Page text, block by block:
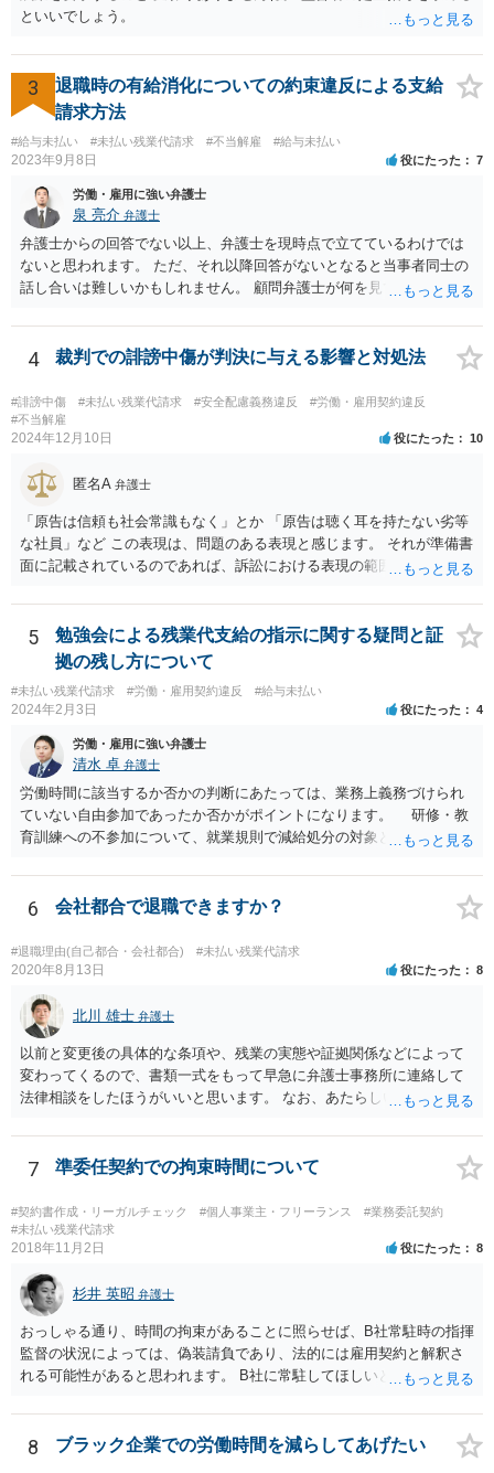
といいでしょう。
3
退職時の有給消化についての約束違反による支給
請求方法
#給与未払い #未払い残業代請求 #不当解雇 #給与未払い
2023年9月8日 役にたった 7
労働・雇用に強い弁護士
泉 亮介 弁護士
弁護士からの回答でない以上、弁護士を現時点で立てているわけでは
ないと思われます。 ただ、それ以降回答がないとなると当事者同士の
話し合いは難しいかもしれません。 顧問弁護士が何を見て判断したの
で、どの程度の事実を顧問弁護士が把握しているかも不明です。 有休
消化の話がないのであれば、退職手続きだけを見れば問題がなかった
4 裁判での誹謗中傷が判決に与える影響と対処法
#誹謗中傷 #未払い残業代請求 #安全配慮義務違反
#労働・雇用契約違反
#不当解雇
2024年12月10日 役にたった 10
匿名A 弁護士
「原告は信頼も社会常識もなく」とか 「原告は聴く耳を持たない劣等
な社員」など この表現は、問題のある表現と感じます。 それが準備書
面に記載されているのであれば、訴訟における表現の範囲を超えてい
5
勉強会による残業代支給の指示に関する疑問と証
拠の残し方について
#未払い残業代請求 #労働・雇用契約違反 #給与未払い
2024年2月3日 役にたった 4
労働・雇用に強い弁護士
清水 卓 弁護士
労働時間に該当するか否かの判断にあたっては、業務上義務づけられ
ていない自由参加であったか否かがポイントになります。 研修・教
育訓練への不参加について、就業規則で減給処分の対象とされていた
上参加を強制されている場合には、研修・教育訓練であっても 労働時
間に該当するものと考えられています。 実務でも勉強会で習ったソ
フトウェアを使用している、勉強会で出さた課題の提出を会社から求
められていること等からすると、参加しないと業務に支障が出る可能
性があり、事実上参加せざるを得なかったとも言えそうです。 開催
日時•場所、開催された勉強会の内容、出された課題、提出した課題の
回答等を証拠として押さえておくことが考えられます。 職場を管轄
している労働基準監督署に相談してみる、労働局のあっせんを利用し
てみる方法もあろうかと思います。厚労省サイトの参考情報もご紹介
しておきます。 【参考】厚労省サイト 労働時間の考え方:「研修・教
育訓練」等の取扱い https://www.mhlw.go.jp/content/000556972.pdf
6 会社都合で退職できますか？
#退職理由(自己都合・会社都合) #未払い残業代請求
2020年8月13日 役にたった 8
北川 雄士 弁護士
以前と変更後の具体的な条項や、残業の実態や証拠関係などによって
変わってくるので、書類一式をもって早急に弁護士事務所に連絡して
法律相談をしたほうがいいと思います。 なお、あたらしい雇用契約書
の回答でも述べた通り、時間が経つほどにこちらの不利益になる可能
性があるので、あたらしい書面にサインせず、すぐに弁護士に相談す
7 準委任契約での拘束時間について
#契約書作成・リーガルチェック #個人事業主・フリーランス
#業務委託契約
#未払い残業代請求
2018年11月2日 役にたった 8
杉井 英昭 弁護士
おっしゃる通り、時間の拘束があることに照らせば、B社常駐時の指揮
監督の状況によっては、偽装請負であり、法的には雇用契約と解釈さ
れる可能性があると思われます。 B社に常駐してほしいと先方が求め
ば、折衷的な提案として、「突発的な質問に対応できるように、基本
的には１０時〜１９時はできるだけB社にいるよう努力はします。た
だ、他の仕事もありますので、必ずその条件を守れるとは限りません
8 ブラック企業での労働時間を減らしてあげたい